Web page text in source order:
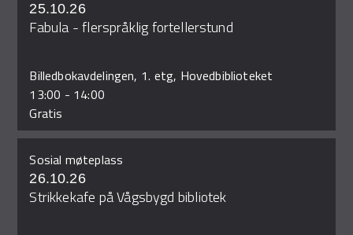
25.10.26
Fabula - flerspråklig fortellerstund
Billedbokavdelingen, 1. etg, Hovedbiblioteket
13:00 - 14:00
Gratis
Sosial møteplass
26.10.26
Strikkekafe på Vågsbygd bibliotek